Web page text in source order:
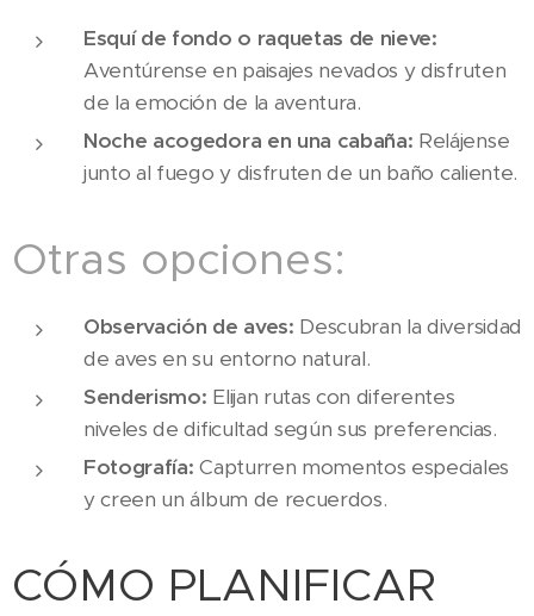
Esquí de fondo o raquetas de nieve:
Aventúrense en paisajes nevados y disfruten
de la emoción de la aventura.
Noche acogedora en una cabaña: Relájense
junto al fuego y disfruten de un baño caliente.
Otras opciones:
Observación de aves: Descubran la diversidad
de aves en su entorno natural.
Senderismo: Elijan rutas con diferentes
niveles de dificultad según sus preferencias.
Fotografía: Capturren momentos especiales
y creen un álbum de recuerdos.
CÓMO PLANIFICAR